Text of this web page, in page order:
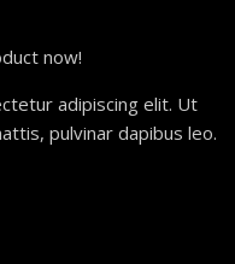
now!
adipiscing elit. Ut
pulvinar dapibus leo.